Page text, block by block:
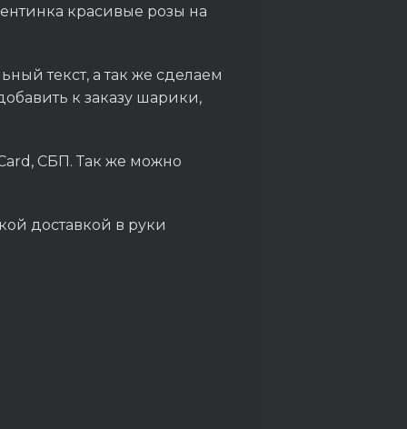
красивые розы на
текст, а так же сделаем
к заказу шарики,
СБП. Так же можно
доставкой в руки